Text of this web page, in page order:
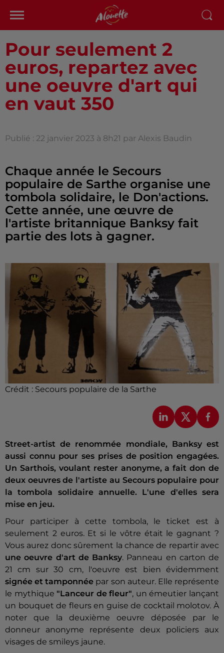
Pour seulement 2
euros, repartez avec
une oeuvre d'art qui
en vaut 350
Publié : 22 janvier 2023 à 8h21 par Alexis Baudin
Chaque année le Secours
populaire de Sarthe organise une
tombola solidaire, le Don'actions.
Cette année, une œuvre de
l'artiste britannique Banksy fait
partie des lots à gagner.
Crédit : Secours populaire de la Sarthe
Street-artist de renommée mondiale, Banksy est
aussi connu pour ses prises de position engagées.
Un Sarthois, voulant rester anonyme, a fait don de
deux oeuvres de l'artiste au Secours populaire pour
la tombola solidaire annuelle. L'une d'elles sera
mise en jeu.
Pour participer à cette tombola, le ticket est à
seulement 2 euros. Et si le vôtre était le gagnant ?
Vous aurez donc sûrement la chance de repartir avec
une oeuvre d'art de Banksy. Panneau en carton de
21 cm sur 30 cm, l'oeuvre est bien évidemment
signée et tamponnée par son auteur. Elle représente
le mythique "Lanceur de fleur", un émeutier lançant
un bouquet de fleurs en guise de cocktail molotov. À
noter que la deuxième oeuvre déposée par le
donneur anonyme représente deux policiers aux
visages de smileys jaune.